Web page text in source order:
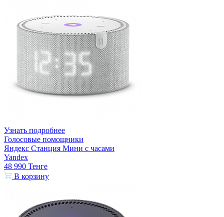
Узнать подробнее
Голосовые помощники
Яндекс Станция Мини с часами
Yandex
48 990 Тенге
В корзину